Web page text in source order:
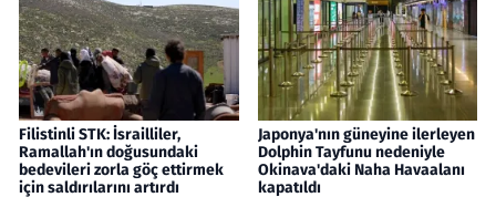
Filistinli STK: İsrailliler,
Ramallah'ın doğusundaki
bedevileri zorla göç ettirmek
için saldırılarını artırdı
Japonya'nın güneyine ilerleyen
Dolphin Tayfunu nedeniyle
Okinava'daki Naha Havaalanı
kapatıldı